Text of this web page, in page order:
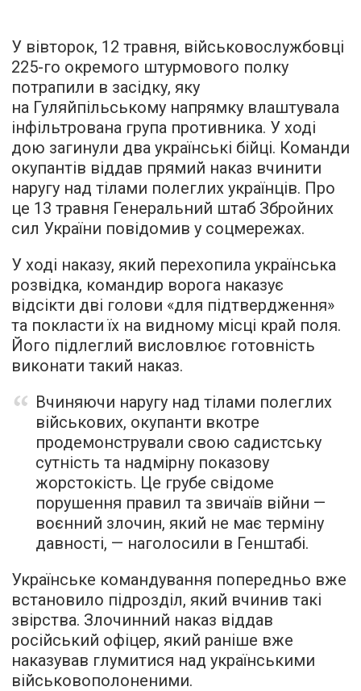
У вівторок, 12 травня, військовослужбовці
225-го окремого штурмового полку
потрапили в засідку, яку
на Гуляйпільському напрямку влаштувала
інфільтрована група противника. У ході
дою загинули два українські бійці. Команди
окупантів віддав прямий наказ вчинити
наругу над тілами полеглих українців. Про
це 13 травня Генеральний штаб Збройних
сил України повідомив у соцмережах.
У ході наказу, який перехопила українська
розвідка, командир ворога наказує
відсікти дві голови «для підтвердження»
та покласти їх на видному місці край поля.
Його підлеглий висловлює готовність
виконати такий наказ.
Вчиняючи наругу над тілами полеглих
військових, окупанти вкотре
продемонстрували свою садистську
сутність та надмірну показову
жорстокість. Це грубе свідоме
порушення правил та звичаїв війни —
воєнний злочин, який не має терміну
давності, — наголосили в Генштабі.
Українське командування попередньо вже
встановило підрозділ, який вчинив такі
звірства. Злочинний наказ віддав
російський офіцер, який раніше вже
наказував глумитися над українськими
військовополоненими.